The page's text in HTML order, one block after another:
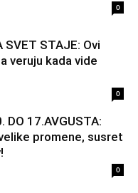
0
SVET STAJE: Ovi
veruju kada vide
0
DO 17.AVGUSTA:
promene, susret
0